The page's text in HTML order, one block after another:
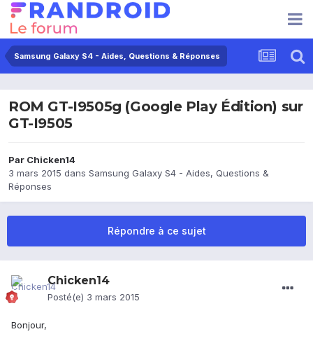
Samsung Galaxy S4 - Aides, Questions & Réponses
ROM GT-I9505g (Google Play Édition) sur
GT-I9505
Par Chicken14
3 mars 2015 dans Samsung Galaxy S4 - Aides, Questions &
Réponses
Répondre à ce sujet
Chicken14
Posté(e) 3 mars 2015
Bonjour,